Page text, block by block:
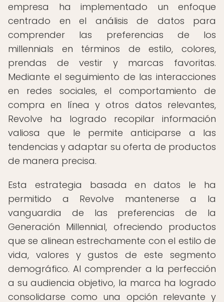
empresa ha implementado un enfoque
centrado en el análisis de datos para
comprender las preferencias de los
millennials en términos de estilo, colores,
prendas de vestir y marcas favoritas.
Mediante el seguimiento de las interacciones
en redes sociales, el comportamiento de
compra en línea y otros datos relevantes,
Revolve ha logrado recopilar información
valiosa que le permite anticiparse a las
tendencias y adaptar su oferta de productos
de manera precisa.
Esta estrategia basada en datos le ha
permitido a Revolve mantenerse a la
vanguardia de las preferencias de la
Generación Millennial, ofreciendo productos
que se alinean estrechamente con el estilo de
vida, valores y gustos de este segmento
demográfico. Al comprender a la perfección
a su audiencia objetivo, la marca ha logrado
consolidarse como una opción relevante y